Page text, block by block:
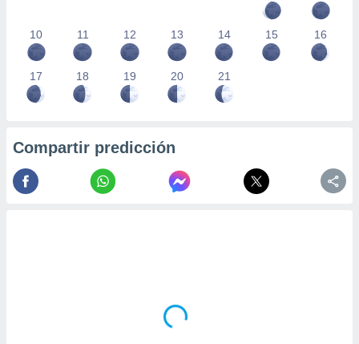
10 11 12 13 14 15 16
17 18 19 20 21
Compartir predicción